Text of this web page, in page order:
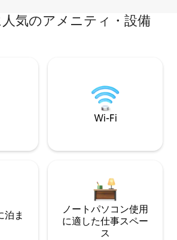
気のアメニティ・設備
Wi-Fi
泊ま
ノートパソコン使用
に適した仕事スペー
ス